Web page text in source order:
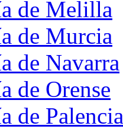
de Melilla
de Murcia
de Navarra
de Orense
de Palencia